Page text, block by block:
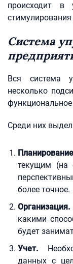
происходит в
Система
Вся система
несколько
функциональное
Среди них
текущим (на
более точное.
Организация.
какими
будет
Учет.
данных с